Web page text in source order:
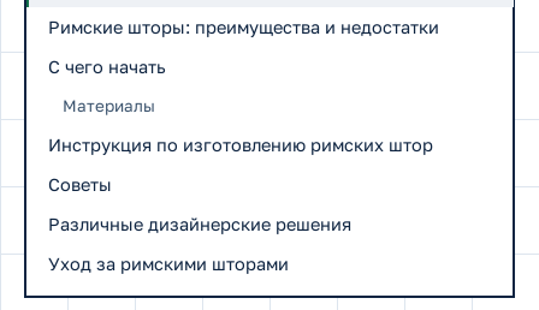
Римские шторы: преимущества и недостатки
С чего начать
Материалы
Инструкция по изготовлению римских штор
Советы
Различные дизайнерские решения
Уход за римскими шторами